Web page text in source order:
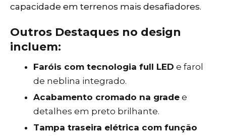
capacidade em terrenos mais desafiadores.
Outros Destaques no design
incluem:
Faróis com tecnologia full LED e farol
de neblina integrado.
Acabamento cromado na grade e
detalhes em preto brilhante.
Tampa traseira elétrica com função